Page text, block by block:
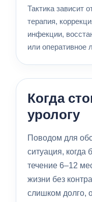
Тактика зависит
терапия,
инфекции,
или оперативное
Когда
урологу
Поводом для
ситуация, когда
течение 6–12
жизни без
слишком долго,